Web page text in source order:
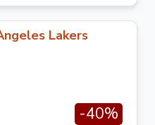
Lakers
-40%